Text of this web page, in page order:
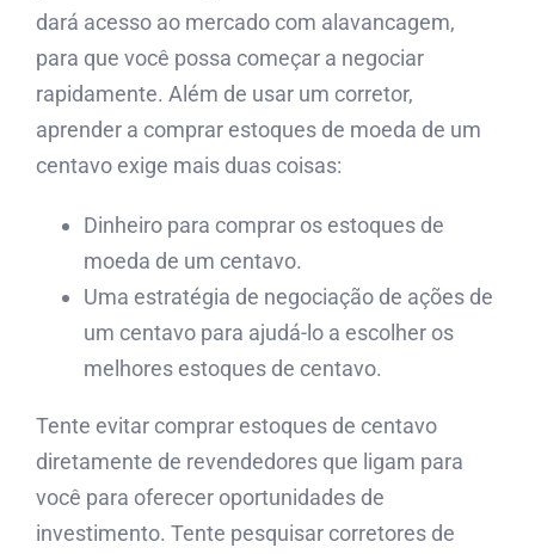
dará acesso ao mercado com alavancagem,
para que você possa começar a negociar
rapidamente. Além de usar um corretor,
aprender a comprar estoques de moeda de um
centavo exige mais duas coisas:
Dinheiro para comprar os estoques de
moeda de um centavo.
Uma estratégia de negociação de ações de
um centavo para ajudá-lo a escolher os
melhores estoques de centavo.
Tente evitar comprar estoques de centavo
diretamente de revendedores que ligam para
você para oferecer oportunidades de
investimento. Tente pesquisar corretores de